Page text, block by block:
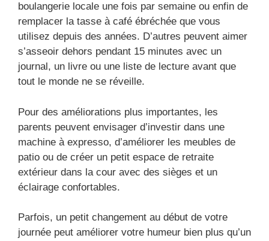
boulangerie locale une fois par semaine ou enfin de
remplacer la tasse à café ébréchée que vous
utilisez depuis des années. D’autres peuvent aimer
s’asseoir dehors pendant 15 minutes avec un
journal, un livre ou une liste de lecture avant que
tout le monde ne se réveille.
Pour des améliorations plus importantes, les
parents peuvent envisager d’investir dans une
machine à expresso, d’améliorer les meubles de
patio ou de créer un petit espace de retraite
extérieur dans la cour avec des sièges et un
éclairage confortables.
Parfois, un petit changement au début de votre
journée peut améliorer votre humeur bien plus qu’un